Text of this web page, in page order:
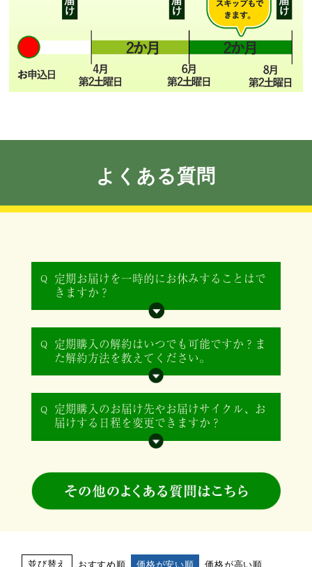
よくある質問
定期お届けを一時的にお休みすることはで
きますか？
定期購入の解約はいつでも可能ですか？ま
た解約方法を教えてください。
定期購入のお届け先やお届けサイクル、お
届けする日程を変更できますか？
並び替え おすすめ順 価格が安い順 価格が高い順